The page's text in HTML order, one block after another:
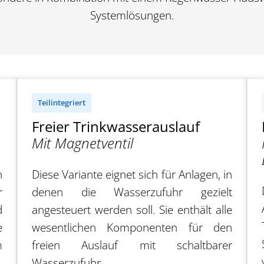
Systemlösungen.
Teilintegriert
Freier Trinkwasserauslauf
Mit Magnetventil
Diese Variante eignet sich für Anlagen, in
denen die Wasserzufuhr gezielt
angesteuert werden soll. Sie enthält alle
wesentlichen Komponenten für den
freien Auslauf mit schaltbarer